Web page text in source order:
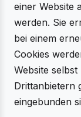
einer Website
werden. Sie
bei einem
Cookies
Website
Drittanbietern
eingebunden